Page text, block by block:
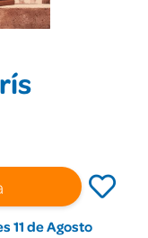
11 de Agosto